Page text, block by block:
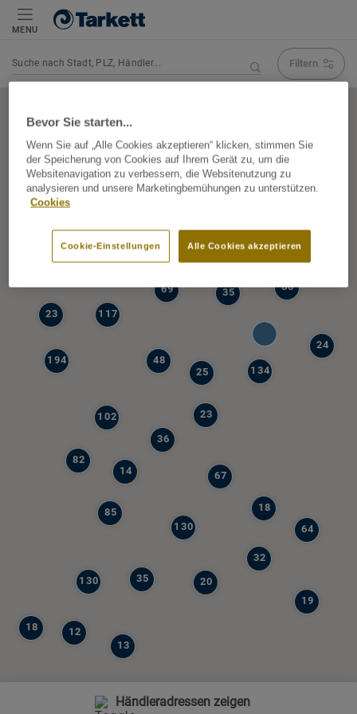
MENU
Filtern
85
194
77
117
130
39
64
67
82
36
130
69
134
23
35
35
102
19
23
48
14
60
12
18
32
13
20
24
25
18
Händleradressen zeigen
Bevor Sie starten...
Wenn Sie auf „Alle Cookies akzeptieren“ klicken, stimmen Sie
der Speicherung von Cookies auf Ihrem Gerät zu, um die
Websitenavigation zu verbessern, die Websitenutzung zu
analysieren und unsere Marketingbemühungen zu unterstützen.
Cookies
Alle Cookies akzeptieren
Cookie-Einstellungen